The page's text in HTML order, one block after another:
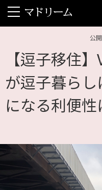
公
【逗子移住
が逗子暮ら
になる利便性